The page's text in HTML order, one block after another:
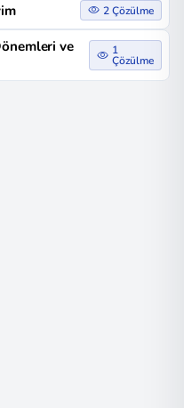
2 Çözülme
ve
1
Çözülme